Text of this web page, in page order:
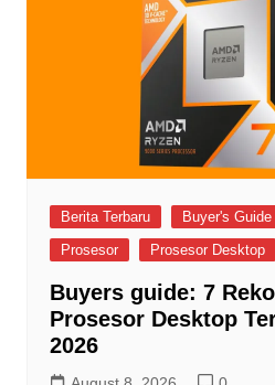
Berita Terbaru Buyer's Guide
Prosesor
Prosesor Desktop
Buyers guide: 7
Prosesor Desktop
2026